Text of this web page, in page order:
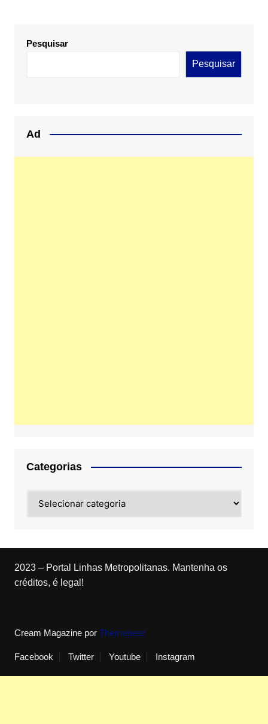
Pesquisar
Pesquisar
Ad
Categorias
2023 – Portal Linhas Metropolitanas. Mantenha os
créditos, é legal!
Cream Magazine por Themebeez
Facebook Twitter Youtube Instagram